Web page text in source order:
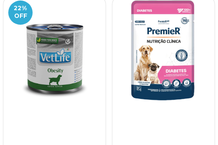
22%
OFF